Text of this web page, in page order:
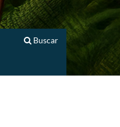
Buscar